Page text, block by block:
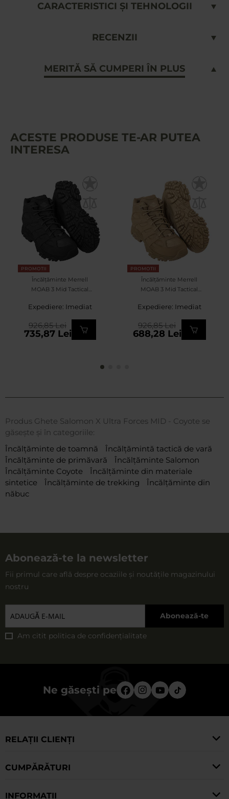
CARACTERISTICI ȘI TEHNOLOGII
RECENZII
MERITĂ SĂ CUMPERI ÎN PLUS
ACESTE PRODUSE TE-AR PUTEA
INTERESA
PROMOTII
Încălțăminte Merrell
MOAB 3 Mid Tactical
Expediere: Imediat
735,87 Lei
926,85 Lei
PROMOTII
Încălțăminte Merrell
MOAB 3 Mid Tactical
Expediere: Imediat
688,28 Lei
926,85 Lei
Produs Ghete Salomon X Ultra Forces MID - Coyote se
găsește și în categoriile:
Încălțăminte de toamnă
Încălțămintă tactică de vară
Încălțăminte de primăvară
Încălțăminte Salomon
Încălțăminte Coyote
Încălțăminte din materiale
sintetice
Încălțăminte de trekking
Încălțăminte din
năbuc
Abonează-te la newsletter
Fii primul care află despre ocaziile și noutățile magazinului
nostru
Abonează-te
Am citit politica de confidențialitate
Ne găsești pe
RELAȚII CLIENȚI
CUMPĂRĂTURI
INFORMAȚII